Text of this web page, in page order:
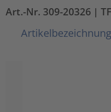
Art.-Nr. 309-20326 |